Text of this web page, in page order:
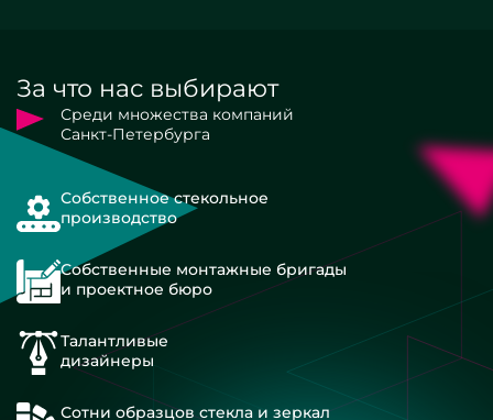
За что нас выбирают
Среди множества компаний
Санкт-Петербурга
Собственное стекольное
производство
Собственные монтажные бригады
и проектное бюро
Талантливые
дизайнеры
Сотни образцов стекла и зеркал